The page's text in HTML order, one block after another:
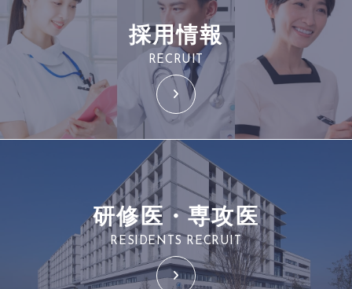
採用情報
RECRUIT
研修医・専攻医
RESIDENTS RECRUIT